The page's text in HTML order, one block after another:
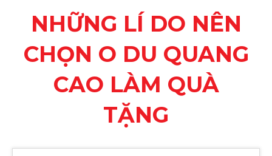
NHỮNG LÍ DO NÊN
CHỌN O DU QUANG
CAO LÀM QUÀ
TẶNG